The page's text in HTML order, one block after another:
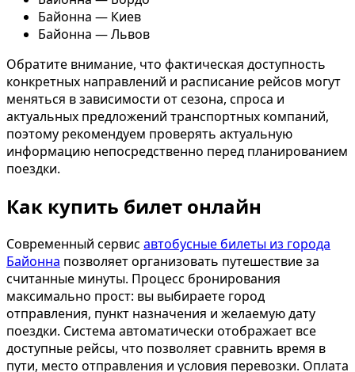
Байонна — Киев
Байонна — Львов
Обратите внимание, что фактическая доступность
конкретных направлений и расписание рейсов могут
меняться в зависимости от сезона, спроса и
актуальных предложений транспортных компаний,
поэтому рекомендуем проверять актуальную
информацию непосредственно перед планированием
поездки.
Как купить билет онлайн
Современный сервис автобусные билеты из города
Байонна позволяет организовать путешествие за
считанные минуты. Процесс бронирования
максимально прост: вы выбираете город
отправления, пункт назначения и желаемую дату
поездки. Система автоматически отображает все
доступные рейсы, что позволяет сравнить время в
пути, место отправления и условия перевозки. Оплата